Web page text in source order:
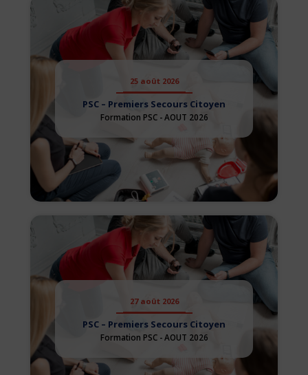
25 août 2026
PSC – Premiers Secours Citoyen
Formation PSC - AOUT 2026
27 août 2026
PSC – Premiers Secours Citoyen
Formation PSC - AOUT 2026